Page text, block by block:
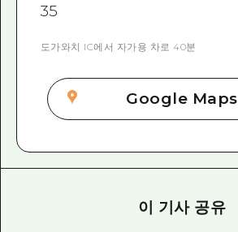
35
도가와치 IC에서 자가용 차로 40분
Google Maps
이 기사 공유